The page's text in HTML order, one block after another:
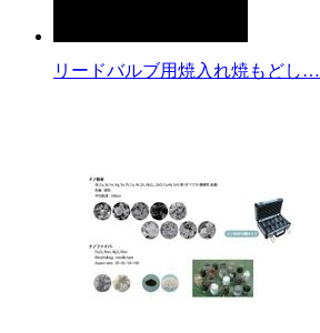
リードバルブ用焼入れ焼もどし…